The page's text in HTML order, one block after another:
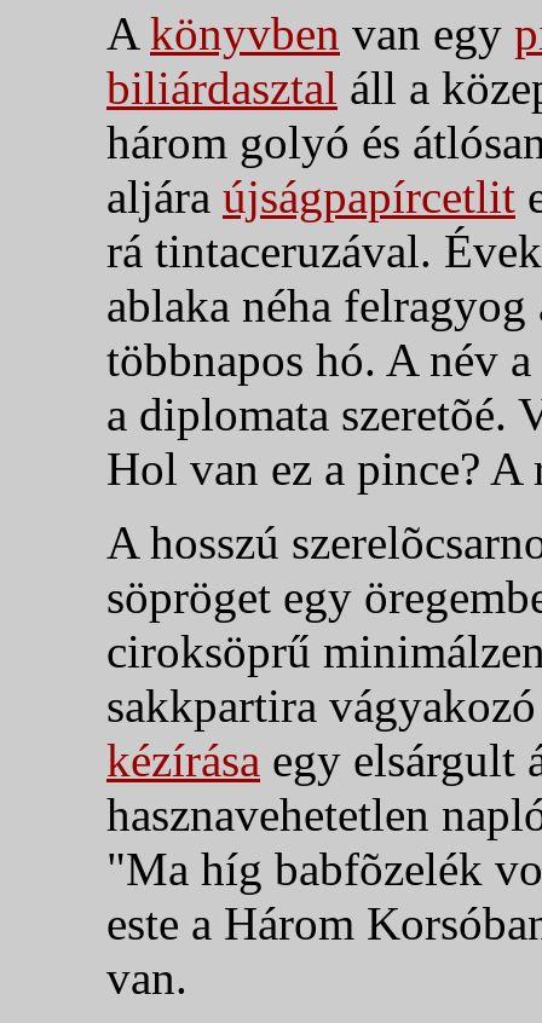
A könyvben van egy
biliárdasztal áll a
három golyó és
aljára újságpapírcetlit
rá tintaceruzával.
ablaka néha
többnapos hó. A név
a diplomata szeretõé.
Hol van ez a pince?
A hosszú
söpröget egy
ciroksöprű
sakkpartira
kézírása egy elsárgult
hasznavehetetlen
"Ma híg babfõzelék
este a Három
van.